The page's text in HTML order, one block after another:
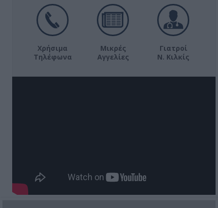
Χρήσιμα
Τηλέφωνα
Μικρές
Αγγελίες
Γιατροί
Ν. Κιλκίς